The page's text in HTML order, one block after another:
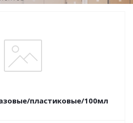
пластиковые/100мл